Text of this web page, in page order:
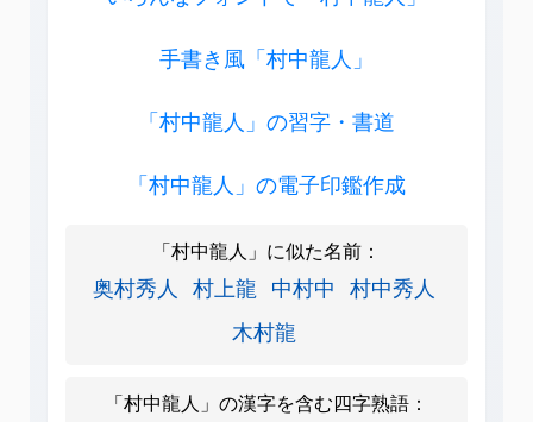
手書き風「村中龍人」
「村中龍人」の習字・書道
「村中龍人」の電子印鑑作成
「村中龍人」に似た名前：
奥村秀人 村上龍 中村中 村中秀人
木村龍
「村中龍人」の漢字を含む四字熟語：